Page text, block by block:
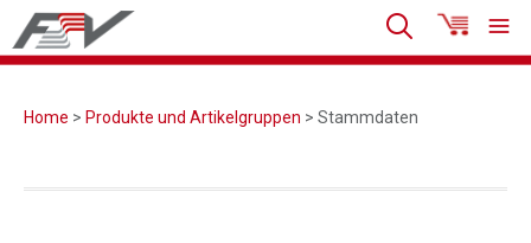
Home > Produkte und Artikelgruppen > Stammdaten